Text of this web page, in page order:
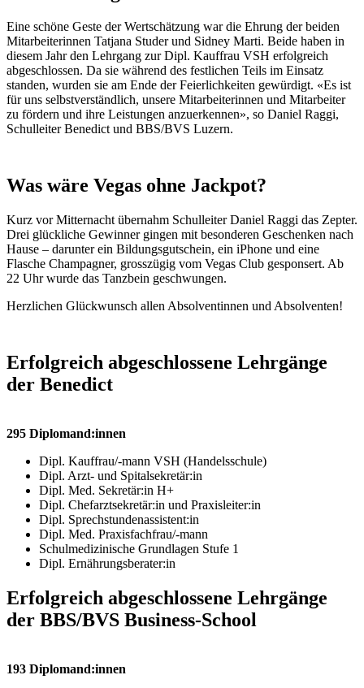
Eine schöne Geste der Wertschätzung war die Ehrung der beiden
Mitarbeiterinnen Tatjana Studer und Sidney Marti. Beide haben in
diesem Jahr den Lehrgang zur Dipl. Kauffrau VSH erfolgreich
abgeschlossen. Da sie während des festlichen Teils im Einsatz
standen, wurden sie am Ende der Feierlichkeiten gewürdigt. «Es ist
für uns selbstverständlich, unsere Mitarbeiterinnen und Mitarbeiter
zu fördern und ihre Leistungen anzuerkennen», so Daniel Raggi,
Schulleiter Benedict und BBS/BVS Luzern.
Was wäre Vegas ohne Jackpot?
Kurz vor Mitternacht übernahm Schulleiter Daniel Raggi das Zepter.
Drei glückliche Gewinner gingen mit besonderen Geschenken nach
Hause – darunter ein Bildungsgutschein, ein iPhone und eine
Flasche Champagner, grosszügig vom Vegas Club gesponsert. Ab
22 Uhr wurde das Tanzbein geschwungen.
Herzlichen Glückwunsch allen Absolventinnen und Absolventen!
Erfolgreich abgeschlossene Lehrgänge
der Benedict
295 Diplomand:innen
Dipl. Kauffrau/-mann VSH (Handelsschule)
Dipl. Arzt- und Spitalsekretär:in
Dipl. Med. Sekretär:in H+
Dipl. Chefarztsekretär:in und Praxisleiter:in
Dipl. Sprechstundenassistent:in
Dipl. Med. Praxisfachfrau/-mann
Schulmedizinische Grundlagen Stufe 1
Dipl. Ernährungsberater:in
Erfolgreich abgeschlossene Lehrgänge
der BBS/BVS Business-School
193 Diplomand:innen